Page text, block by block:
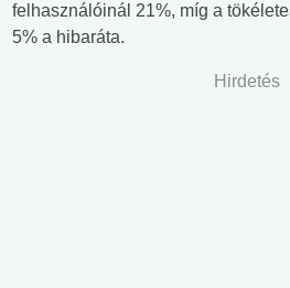
felhasználóinál 21%, míg a
5% a hibaráta.
Hirdetés